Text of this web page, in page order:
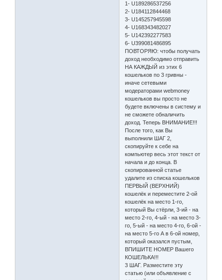
1- U189286537256
2- U184112844468
3- U145257945598
4- U168343482027
5- U142392277583
6- U399081486895
ПОВТОРЯЮ: чтобы получать
доход необходимо отправить
НА КАЖДЫЙ из этих 6
кошельков по 3 гривны -
иначе сетевыми
модераторами webmoney
кошельков вы просто не
будете включены в систему и
не сможете обналичить
доход. Теперь ВНИМАНИЕ!!!
После того, как Вы
выполнили ШАГ 2,
скопируйте к себе на
компьютер весь этот текст от
начала и до конца. В
скопированной статье
удалите из списка кошельков
ПЕРВЫЙ (ВЕРХНИЙ)
кошелёк и переместите 2-ой
кошелёк на место 1-го,
который Вы стёрли, 3-ий - на
место 2-го, 4-ый - на место 3-
го, 5-ый - на место 4-го, 6-ой -
на место 5-го А в 6-ой номер,
который оказался пустым,
ВПИШИТЕ НОМЕР Вашего
КОШЕЛЬКА!!!
3 ШАГ. Разместите эту
статью (или объявление с